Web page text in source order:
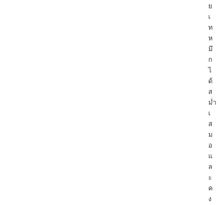
ย
เ
ท
ห
มึ
ก
ไ
ด้
ส
ม่ำ
เ
ส
ม
อ
แ
ล
ะ
ค
ง